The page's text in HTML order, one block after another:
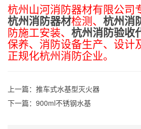
杭州山河消防器材有限公司
杭州消防器材检测、 杭州消
防施工安装、 杭州消防验收
保养、消防设备生产、设计
正规化杭州消防企业。
上一篇： 推车式水基型灭火器
下一篇： 900ml不锈钢水基